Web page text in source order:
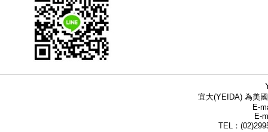
宜大(YEIDA) 為美
E-
E-
TEL：